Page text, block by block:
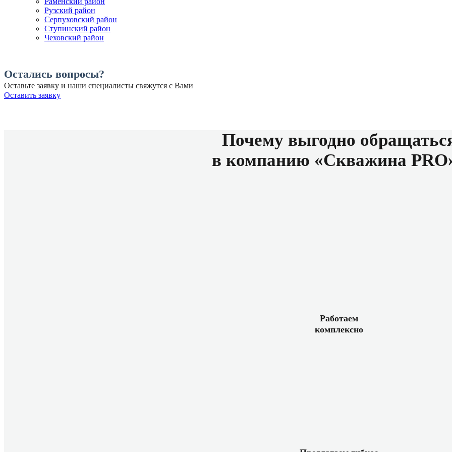
Рузский район
Серпуховский район
Ступинский район
Чеховский район
Остались вопросы?
Оставьте заявку и наши специалисты свяжутся с Вами
Оставить заявку
Почему выгодно
в компанию «Скважина
Работаем
комплексно